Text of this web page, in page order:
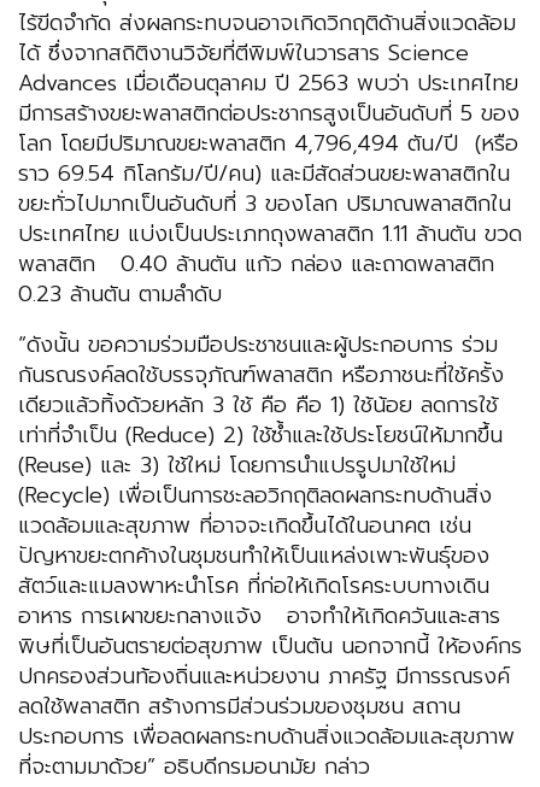
ไร้ขีดจำกัด ส่งผลกระทบจนอาจเกิดวิกฤติด้านสิ่งแวดล้อม
ได้ ซึ่งจากสถิติงานวิจัยที่ตีพิมพ์ในวารสาร Science
Advances เมื่อเดือนตุลาคม ปี 2563 พบว่า ประเทศไทย
มีการสร้างขยะพลาสติกต่อประชากรสูงเป็นอันดับที่ 5 ของ
โลก โดยมีปริมาณขยะพลาสติก 4,796,494 ตัน/ปี (หรือ
ราว 69.54 กิโลกรัม/ปี/คน) และมีสัดส่วนขยะพลาสติกใน
ขยะทั่วไปมากเป็นอันดับที่ 3 ของโลก ปริมาณพลาสติกใน
ประเทศไทย แบ่งเป็นประเภทถุงพลาสติก 1.11 ล้านตัน ขวด
พลาสติก 0.40 ล้านตัน แก้ว กล่อง และถาดพลาสติก
0.23 ล้านตัน ตามลำดับ
“ดังนั้น ขอความร่วมมือประชาชนและผู้ประกอบการ ร่วม
กันรณรงค์ลดใช้บรรจุภัณฑ์พลาสติก หรือภาชนะที่ใช้ครั้ง
เดียวแล้วทิ้งด้วยหลัก 3 ใช้ คือ คือ 1) ใช้น้อย ลดการใช้
เท่าที่จำเป็น (Reduce) 2) ใช้ซ้ำและใช้ประโยชน์ให้มากขึ้น
(Reuse) และ 3) ใช้ใหม่ โดยการนำแปรรูปมาใช้ใหม่
(Recycle) เพื่อเป็นการชะลอวิกฤติลดผลกระทบด้านสิ่ง
แวดล้อมและสุขภาพ ที่อาจจะเกิดขึ้นได้ในอนาคต เช่น
ปัญหาขยะตกค้างในชุมชนทำให้เป็นแหล่งเพาะพันธุ์ของ
สัตว์และแมลงพาหะนำโรค ที่ก่อให้เกิดโรคระบบทางเดิน
อาหาร การเผาขยะกลางแจ้ง อาจทำให้เกิดควันและสาร
พิษที่เป็นอันตรายต่อสุขภาพ เป็นต้น นอกจากนี้ ให้องค์กร
ปกครองส่วนท้องถิ่นและหน่วยงาน ภาครัฐ มีการรณรงค์
ลดใช้พลาสติก สร้างการมีส่วนร่วมของชุมชน สถาน
ประกอบการ เพื่อลดผลกระทบด้านสิ่งแวดล้อมและสุขภาพ
ที่จะตามมาด้วย” อธิบดีกรมอนามัย กล่าว